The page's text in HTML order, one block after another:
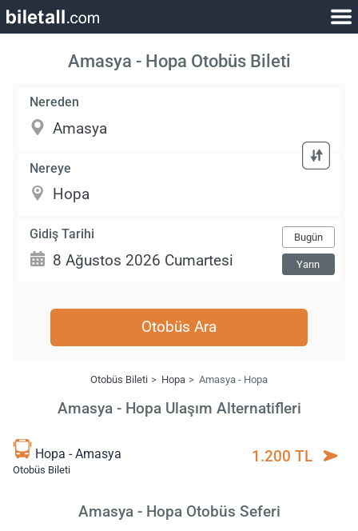
Amasya - Hopa Otobüs Bileti
Nereden
Nereye
Gidiş Tarihi Bugün
Yarın
Otobüs Ara
Otobüs Bileti Hopa Amasya - Hopa
Amasya - Hopa Ulaşım Alternatifleri
Hopa - Amasya
Otobüs Bileti
1.200 TL
Amasya - Hopa Otobüs Seferi